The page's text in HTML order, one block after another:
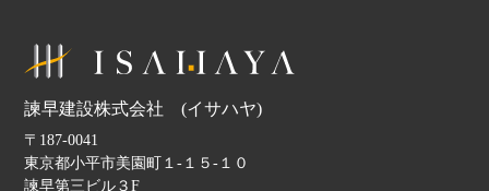
諫早建設株式会社 (イサハヤ)
〒187-0041
東京都小平市美園町１-１５-１０
諫早第三ビル３F